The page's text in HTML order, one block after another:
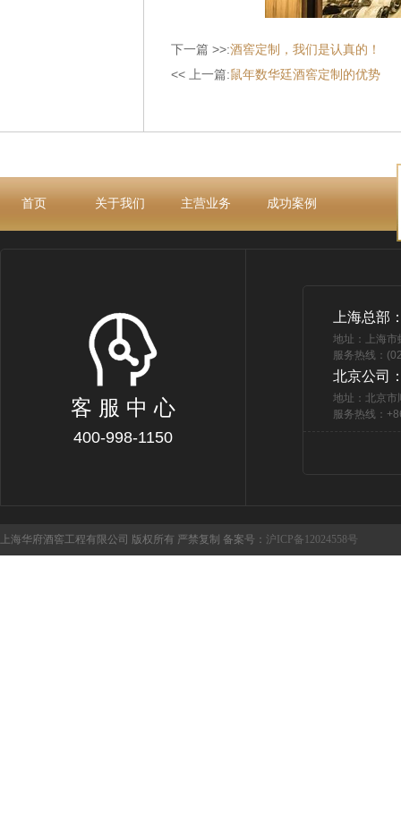
下一篇 >>:酒窖定制，我们是认真的！
<< 上一篇:鼠年数华廷酒窖定制的优势
首页 关于我们 主营业务 成功案例
客 服 中 心
400-998-1150
上海总部
地址：上海
服务热线：
北京公司
地址：北京市
服务热线：
上海华府酒窖工程有限公司 版权所有 严禁复制 备案号： 沪ICP备12024558号